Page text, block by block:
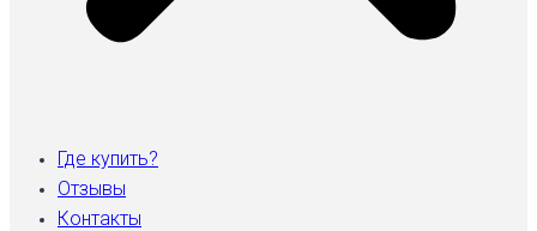
Где купить?
Отзывы
Контакты